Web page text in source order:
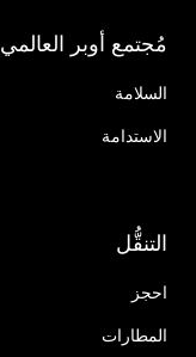
مُجتمع أوبر العالمي
السلامة
الاستدامة
التنقُّل
احجز
المطارات